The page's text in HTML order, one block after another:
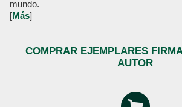
mundo.
[Más]
COMPRAR EJEMPLARES
AUTOR